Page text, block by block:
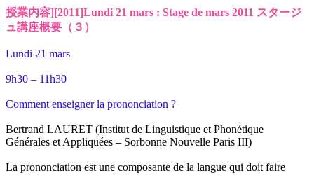
授業内容][2011]Lundi 21 mars : Stage de mars 2011 スタージ
ュ講座概要（３）
Lundi 21 mars
9h30 – 11h30
Comment enseigner la prononciation ?
Bertrand LAURET (Institut de Linguistique et Phonétique
Générales et Appliquées – Sorbonne Nouvelle Paris III)
La prononciation est une composante de la langue qui doit faire